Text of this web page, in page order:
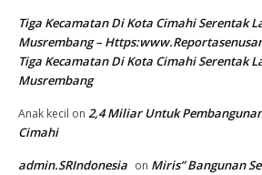
Tiga Kecamatan Di Kota Cimahi Serentak
Musrembang –
Tiga Kecamatan Di Kota Cimahi Serentak
Musrembang
Anak kecil on 2,4 Miliar Untuk
Cimahi
admin.SRIndonesia on Miris” Bangunan